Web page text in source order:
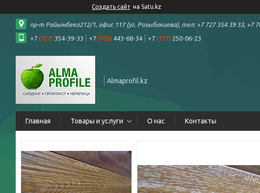
Создать сайт на Satu.kz
пр-т Райымбека212/1, офис 117 (уг. Розыбакиева), тел: +7 727 354 39 33, +7
+7 (727) 354-39-33 +7 (705) 443-68-34 +7 (777) 250-06-23
Almaprofil.kz
Главная Товары и услуги О нас Контакты